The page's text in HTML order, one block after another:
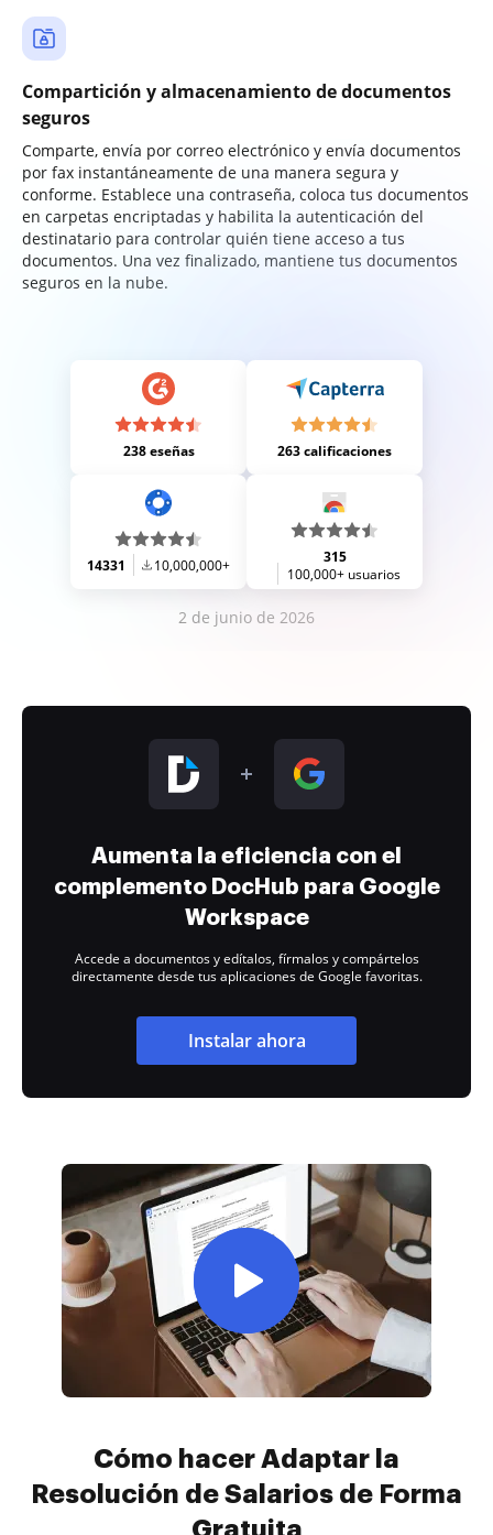
Compartición y almacenamiento de documentos
seguros
Comparte, envía por correo electrónico y envía documentos
por fax instantáneamente de una manera segura y
conforme. Establece una contraseña, coloca tus documentos
en carpetas encriptadas y habilita la autenticación del
destinatario para controlar quién tiene acceso a tus
documentos. Una vez finalizado, mantiene tus documentos
seguros en la nube.
238 eseñas 263 calificaciones
14331 10,000,000+
315
100,000+ usuarios
2 de junio de 2026
Aumenta la eficiencia con el
complemento DocHub para Google
Workspace
Accede a documentos y edítalos, fírmalos y compártelos
directamente desde tus aplicaciones de Google favoritas.
Instalar ahora
Cómo hacer Adaptar la
Resolución de Salarios de Forma
Gratuita